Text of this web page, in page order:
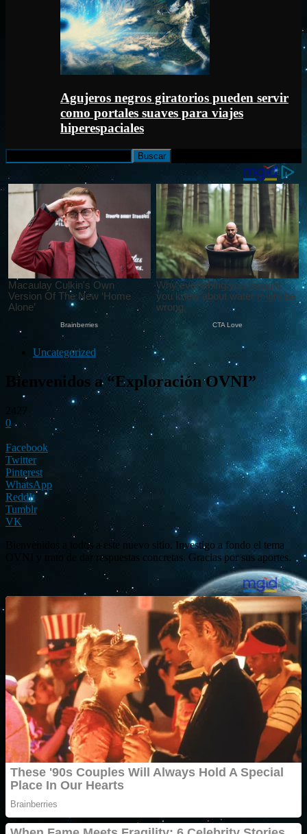
Agujeros negros giratorios pueden servir
como portales suaves para viajes
hiperespaciales
Uncategorized
Bienvenidos a “Exploración OVNI”
0
Facebook
Twitter
Pinterest
WhatsApp
ReddIt
Tumblr
VK
Bienvenidos a todos a este nuevo sitio. Investigo a fondo el tema
OVNI y trato de dar respuestas concretas. Gracias por sus aportes.